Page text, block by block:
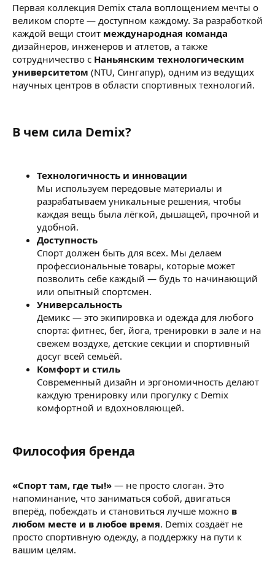
Первая коллекция Demix стала воплощением мечты о
великом спорте — доступном каждому. За разработкой
каждой вещи стоит международная команда
дизайнеров, инженеров и атлетов, а также
сотрудничество с Наньянским технологическим
университетом (NTU, Сингапур), одним из ведущих
научных центров в области спортивных технологий.
В чем сила Demix?​
Технологичность и инновации
Мы используем передовые материалы и
разрабатываем уникальные решения, чтобы
каждая вещь была лёгкой, дышащей, прочной и
удобной.
Доступность
Спорт должен быть для всех. Мы делаем
профессиональные товары, которые может
позволить себе каждый — будь то начинающий
или опытный спортсмен.
Универсальность
Демикс — это экипировка и одежда для любого
спорта: фитнес, бег, йога, тренировки в зале и на
свежем воздухе, детские секции и спортивный
досуг всей семьёй.
Комфорт и стиль
Современный дизайн и эргономичность делают
каждую тренировку или прогулку с Demix
комфортной и вдохновляющей.
Философия бренда​
«Спорт там, где ты!» — не просто слоган. Это
напоминание, что заниматься собой, двигаться
вперёд, побеждать и становиться лучше можно в
любом месте и в любое время. Demix создаёт не
просто спортивную одежду, а поддержку на пути к
вашим целям.